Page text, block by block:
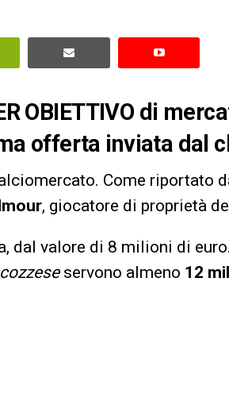
OBIETTIVO di
offerta inviata dal
Come riportato
, giocatore di proprietà
dal valore di 8 milioni di
servono almeno 12